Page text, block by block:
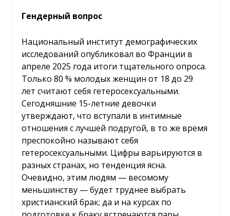
Гендерный вопрос
Национальный институт демографических
исследований опубликовал во Франции в
апреле 2025 года итоги тщательного опроса.
Только 80 % молодых женщин от 18 до 29
лет считают себя гетеросексуальными.
Сегодняшние 15-летние девочки
утверждают, что вступали в интимные
отношения с лучшей подругой, в то же время
преспокойно называют себя
гетеросексуальными. Цифры варьируются в
разных странах, но тенденция ясна.
Очевидно, этим людям — весомому
меньшинству — будет труднее выбрать
христианский брак; да и на курсах по